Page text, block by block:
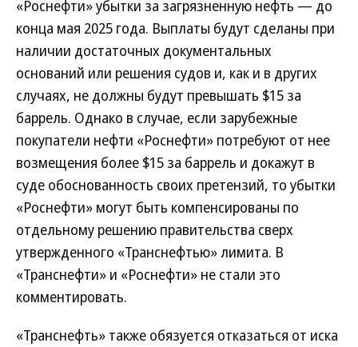
«Роснефти» убытки за загрязненную нефть — до
конца мая 2025 года. Выплаты будут сделаны при
наличии достаточных документальных
оснований или решения судов и, как и в других
случаях, не должны будут превышать $15 за
баррель. Однако в случае, если зарубежные
покупатели нефти «Роснефти» потребуют от нее
возмещения более $15 за баррель и докажут в
суде обоснованность своих претензий, то убытки
«Роснефти» могут быть компенсированы по
отдельному решению правительства сверх
утвержденного «Транснефтью» лимита. В
«Транснефти» и «Роснефти» не стали это
комментировать.
«Транснефть» также обязуется отказаться от иска